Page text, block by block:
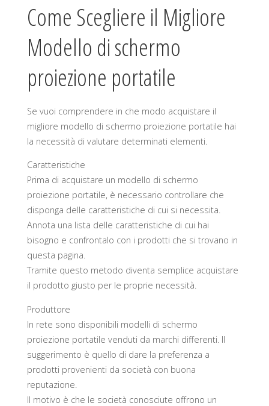
Come Scegliere il Migliore
Modello di schermo
proiezione portatile
Se vuoi comprendere in che modo acquistare il
migliore modello di schermo proiezione portatile hai
la necessità di valutare determinati elementi.
Caratteristiche
Prima di acquistare un modello di schermo
proiezione portatile, è necessario controllare che
disponga delle caratteristiche di cui si necessita.
Annota una lista delle caratteristiche di cui hai
bisogno e confrontalo con i prodotti che si trovano in
questa pagina.
Tramite questo metodo diventa semplice acquistare
il prodotto giusto per le proprie necessità.
Produttore
In rete sono disponibili modelli di schermo
proiezione portatile venduti da marchi differenti. Il
suggerimento è quello di dare la preferenza a
prodotti provenienti da società con buona
reputazione.
Il motivo è che le società conosciute offrono un